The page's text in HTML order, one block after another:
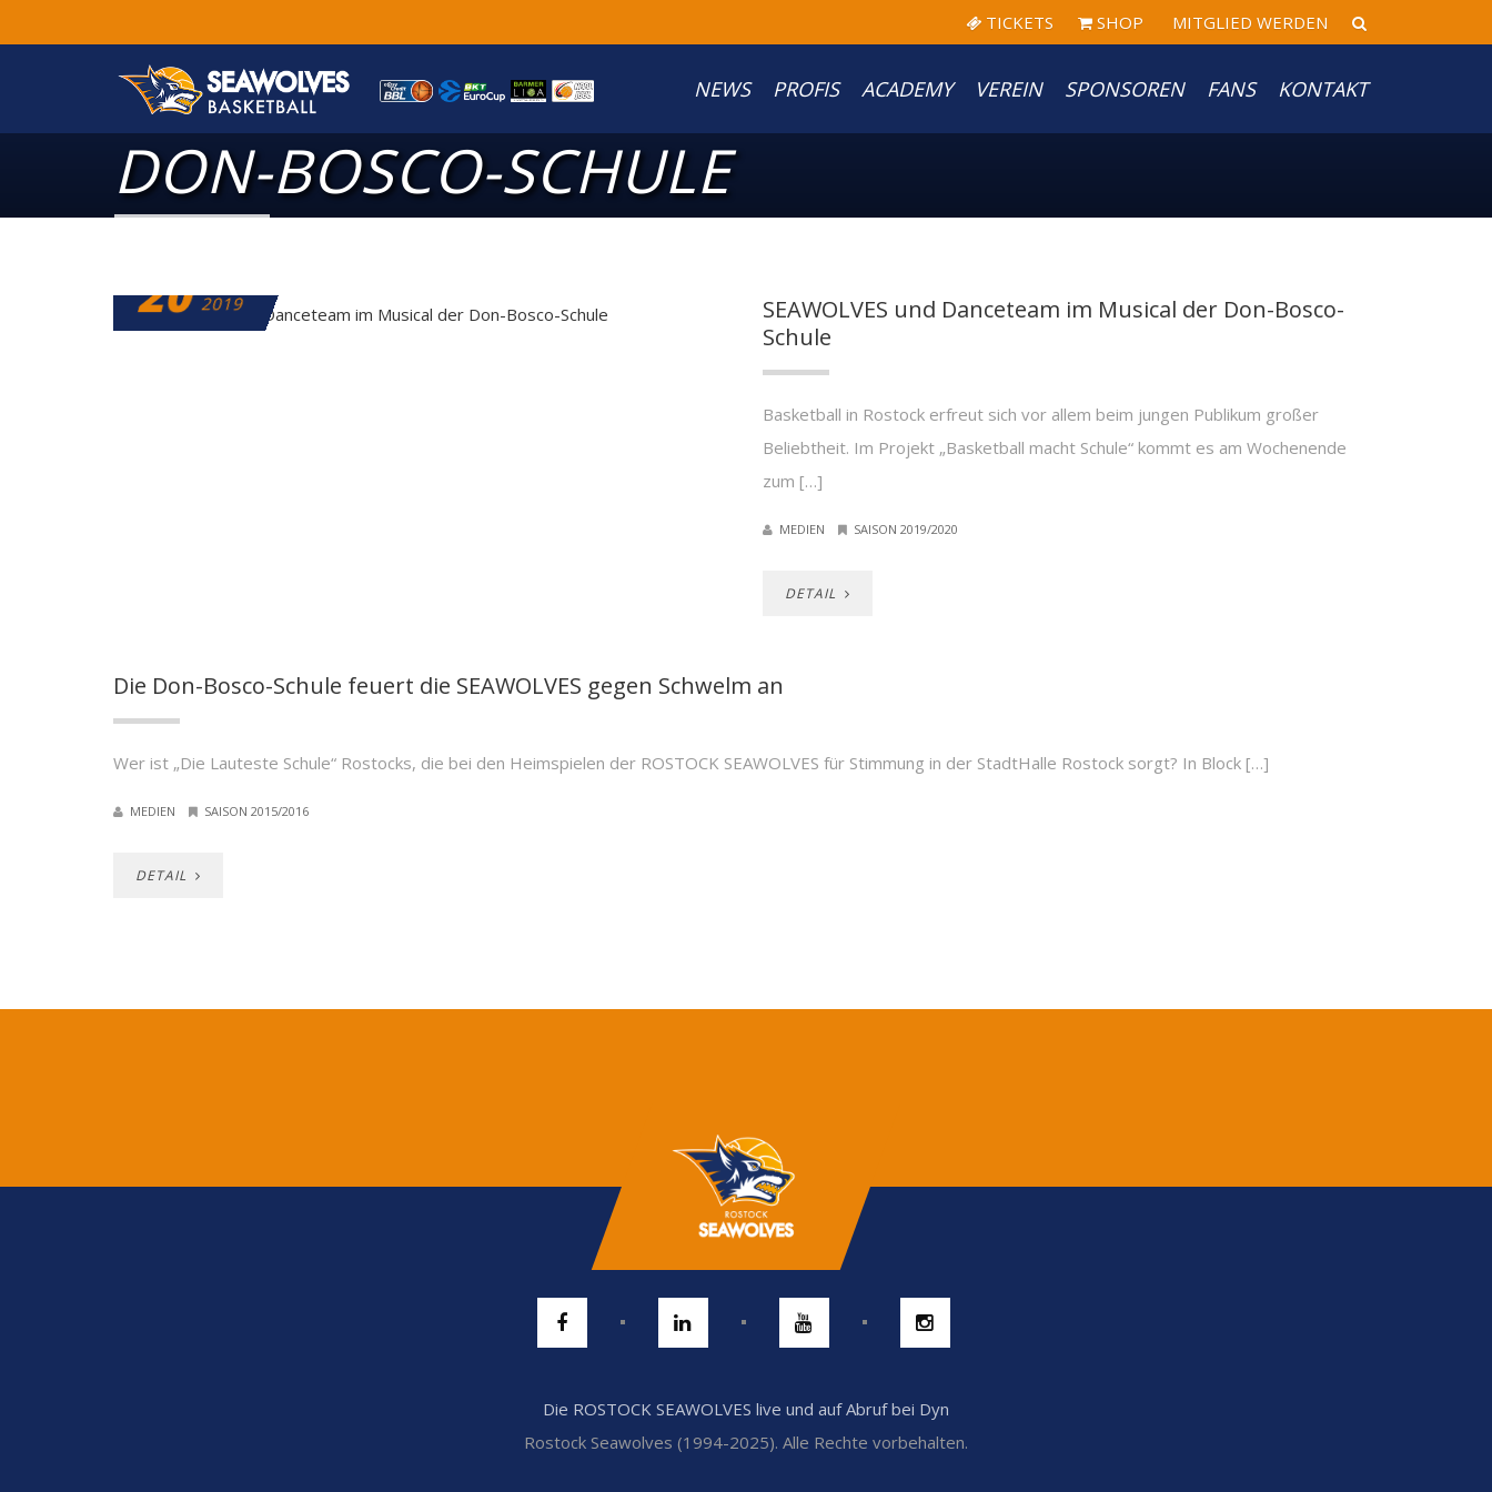
TICKETS SHOP MITGLIED WERDEN
NEWS PROFIS ACADEMY VEREIN SPONSOREN FANS KONTAKT
DON-BOSCO-SCHULE
20 2019
SEAWOLVES und Danceteam im Musical der Don-Bosco-
Schule
Basketball in Rostock erfreut sich vor allem beim jungen Publikum großer
Beliebtheit. Im Projekt „Basketball macht Schule“ kommt es am Wochenende
zum […]
MEDIEN SAISON 2019/2020
DETAIL
Die Don-Bosco-Schule feuert die SEAWOLVES gegen Schwelm an
Wer ist „Die Lauteste Schule“ Rostocks, die bei den Heimspielen der ROSTOCK SEAWOLVES für Stimmung in der StadtHalle Rostock sorgt? In Block […]
MEDIEN SAISON 2015/2016
DETAIL
Die ROSTOCK SEAWOLVES live und auf Abruf bei Dyn
Rostock Seawolves (1994-2025). Alle Rechte vorbehalten.